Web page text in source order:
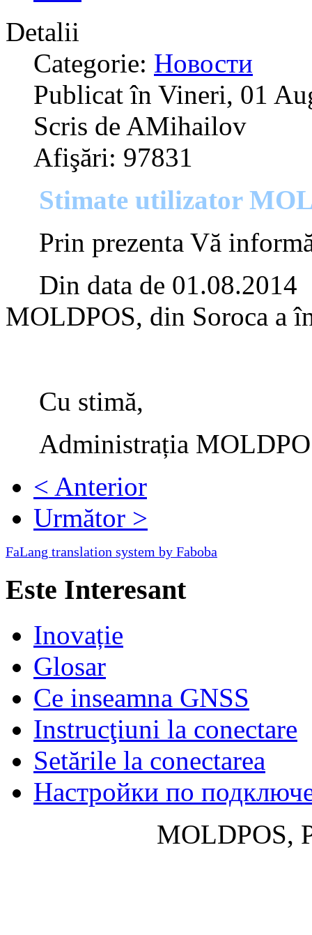
Detalii
Categorie: Новости
Publicat în Vineri, 01
Scris de AMihailov
Afişări: 97831
Stimate utilizator
Prin prezenta Vă
Din data de 01.08.2014
MOLDPOS, din Soroca a
Cu stimă,
Administrația
< Anterior
Următor >
FaLang translation system by Faboba
Este Interesant
Inovație
Glosar
Ce inseamna GNSS
Instrucţiuni la conectare
Setările la conectarea
Настройки по
MOLDPOS,